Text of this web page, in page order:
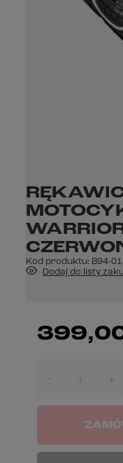
Kod produktu: B94-
Dodaj do listy
- +